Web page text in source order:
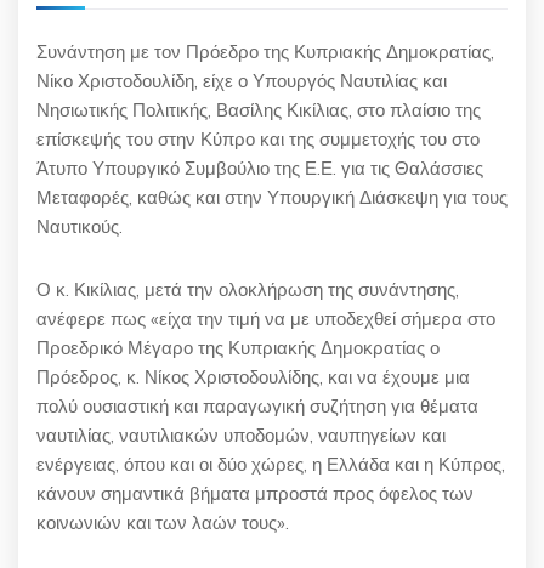
Συνάντηση με τον Πρόεδρο της Κυπριακής Δημοκρατίας,
Νίκο Χριστοδουλίδη, είχε ο Υπουργός Ναυτιλίας και
Νησιωτικής Πολιτικής, Βασίλης Κικίλιας, στο πλαίσιο της
επίσκεψής του στην Κύπρο και της συμμετοχής του στο
Άτυπο Υπουργικό Συμβούλιο της Ε.Ε. για τις Θαλάσσιες
Μεταφορές, καθώς και στην Υπουργική Διάσκεψη για τους
Ναυτικούς.
Ο κ. Κικίλιας, μετά την ολοκλήρωση της συνάντησης,
ανέφερε πως «είχα την τιμή να με υποδεχθεί σήμερα στο
Προεδρικό Μέγαρο της Κυπριακής Δημοκρατίας ο
Πρόεδρος, κ. Νίκος Χριστοδουλίδης, και να έχουμε μια
πολύ ουσιαστική και παραγωγική συζήτηση για θέματα
ναυτιλίας, ναυτιλιακών υποδομών, ναυπηγείων και
ενέργειας, όπου και οι δύο χώρες, η Ελλάδα και η Κύπρος,
κάνουν σημαντικά βήματα μπροστά προς όφελος των
κοινωνιών και των λαών τους».